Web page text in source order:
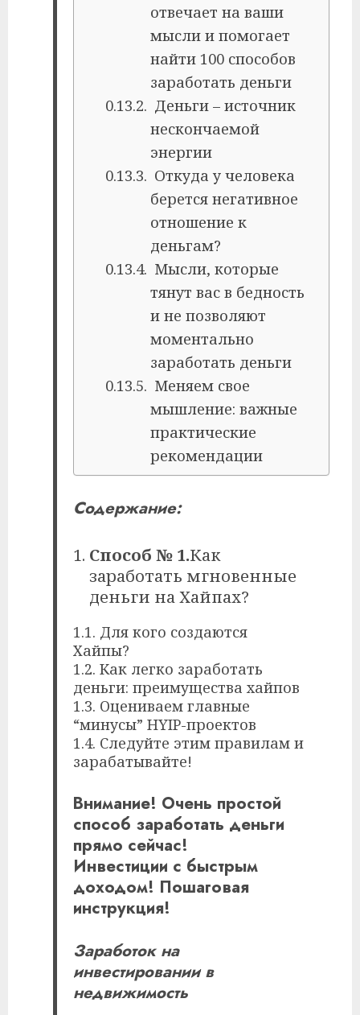
отвечает на ваши
мысли и помогает
найти 100 способов
заработать деньги
Деньги – источник
нескончаемой
энергии
Откуда у человека
берется негативное
отношение к
деньгам?
Мысли, которые
тянут вас в бедность
и не позволяют
моментально
заработать деньги
Меняем свое
мышление: важные
практические
рекомендации
Содержание:
Способ № 1.Как
заработать мгновенные
деньги на Хайпах?
1.1. Для кого создаются
Хайпы?
1.2. Как легко заработать
деньги: преимущества хайпов
1.3. Оцениваем главные
“минусы” HYIP-проектов
1.4. Следуйте этим правилам и
зарабатывайте!
Внимание! Очень простой
способ заработать деньги
прямо сейчас!
Инвестиции с быстрым
доходом! Пошаговая
инструкция!
Заработок на
инвестировании в
недвижимость